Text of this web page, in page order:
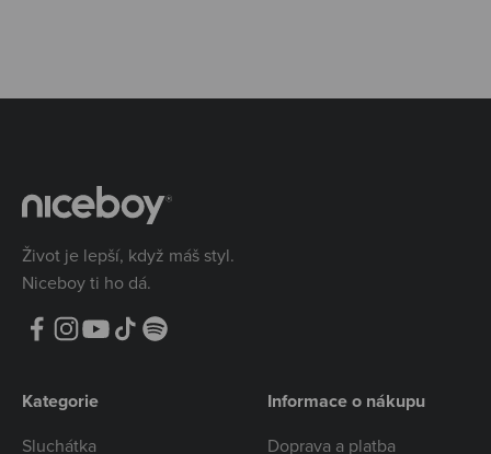
Život je lepší, když máš styl.
Niceboy ti ho dá.
Kategorie
Sluchátka
Informace o nákupu
Doprava a platba